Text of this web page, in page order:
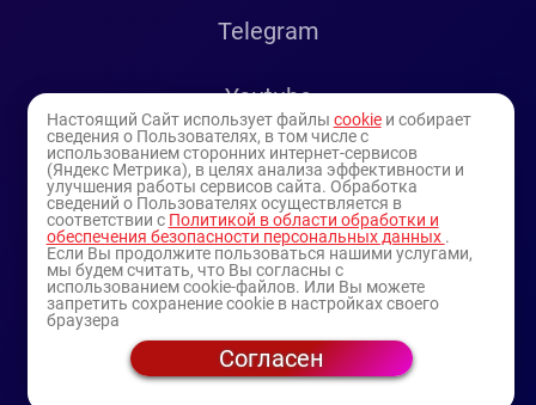
Telegram
Youtube
© 1994-2025— торговая витрина ИП Булатов В.А.
(профессиональная косметика)
Аша, Златоуст, Копейск, Коркино, Курган, Кыштым,
Магнитогорск, Миасс, Пласт, Сатка, Трехгорный, Троицк,
Настоящий Сайт использует файлы cookieи собирает
сведения о Пользователях, в том числе с
использованием сторонних интернет-сервисов
(Яндекс Метрика), в целях анализа эффективности и
улучшения работы сервисов сайта. Обработка
сведений о Пользователях осуществляется в
соответствии с Политикой в области обработки и
обеспечения безопасности персональных данных .
Если Вы продолжите пользоваться нашими услугами,
мы будем считать, что Вы согласны с
использованием cookie-файлов. Или Вы можете
запретить сохранение cookie в настройках своего
браузера
Согласен